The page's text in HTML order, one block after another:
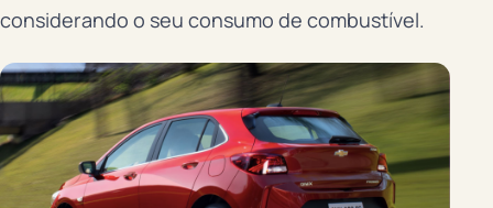
considerando o seu consumo de combustível.